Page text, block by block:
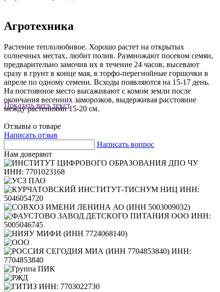
Показать весь текст
Агротехника
Растение теплолюбивое. Хорошо растет на открытых
солнечных местах, любит полив. Размножают посевом семян,
предварительно замочив их в течение 24 часов, высевают
сразу в грунт в конце мая, в торфо-перегнойные горшочки в
апреле по одному семени. Всходы появляются на 15-17 день.
На постоянное место высаживают с комом земли после
окончания весенних заморозков, выдерживая расстояние
между растениями 15-20 см.
Отзывы о товаре
Написать отзыв
Написать вопрос
Нам доверяют